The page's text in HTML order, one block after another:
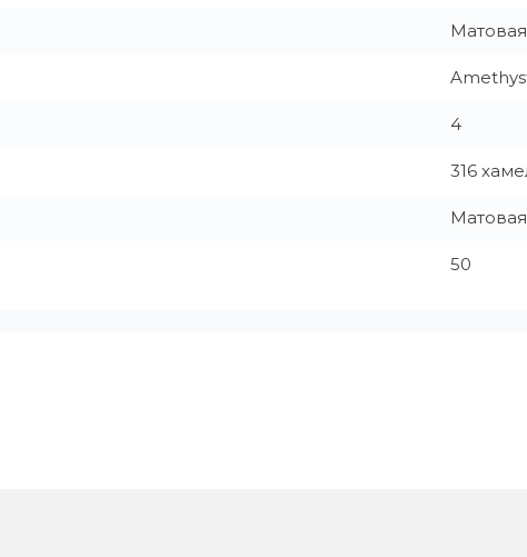
Матовая
4
316
50